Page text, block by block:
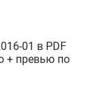
01 в PDF
+ превью по